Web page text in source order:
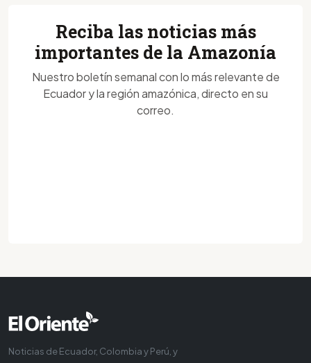
Reciba las noticias más
importantes de la Amazonía
Nuestro boletín semanal con lo más relevante de
Ecuador y la región amazónica, directo en su
correo.
Noticias de Ecuador, Colombia y Perú, y